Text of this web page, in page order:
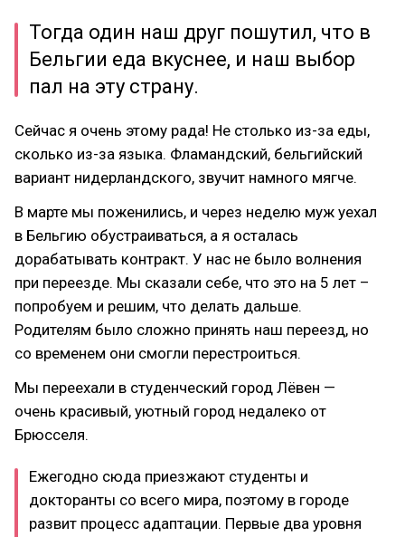
Тогда один наш друг пошутил, что в
Бельгии еда вкуснее, и наш выбор
пал на эту страну.
Сейчас я очень этому рада! Не столько из-за еды,
сколько из-за языка. Фламандский, бельгийский
вариант нидерландского, звучит намного мягче.
В марте мы поженились, и через неделю муж уехал
в Бельгию обустраиваться, а я осталась
дорабатывать контракт. У нас не было волнения
при переезде. Мы сказали себе, что это на 5 лет –
попробуем и решим, что делать дальше.
Родителям было сложно принять наш переезд, но
со временем они смогли перестроиться.
Мы переехали в студенческий город Лёвен —
очень красивый, уютный город недалеко от
Брюсселя.
Ежегодно сюда приезжают студенты и
докторанты со всего мира, поэтому в городе
развит процесс адаптации. Первые два уровня